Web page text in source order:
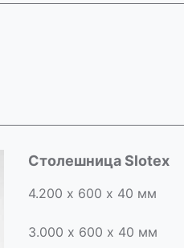
Столешница Slotex
4.200 х 600 х 40 мм
3.000 х 600 х 40 мм